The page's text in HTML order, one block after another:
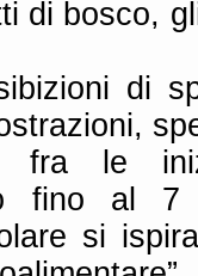
di bosco,
di
fra le
fino al
si